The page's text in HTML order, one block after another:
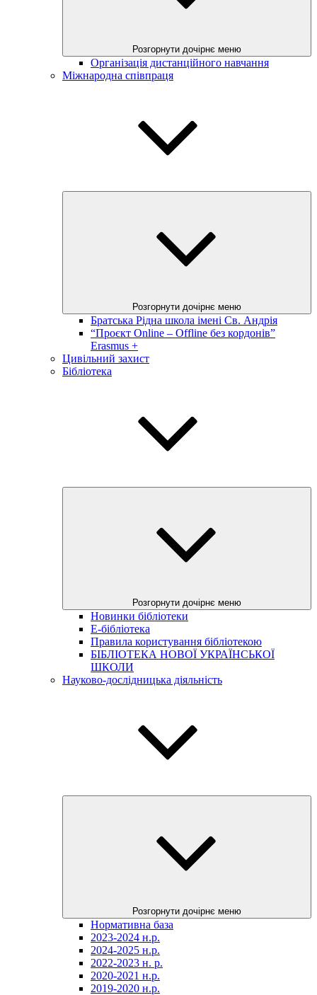
Розгорнути дочірнє меню
Організація дистанційного навчання
Міжнародна співпраця
Розгорнути дочірнє меню
Братська Рідна школа імені Св. Андрія
“Проєкт Online – Offline без кордонів”
Erasmus +
Цивільний захист
Бібліотека
Розгорнути дочірнє меню
Новинки бібліотеки
E-бібліотека
Правила користування бібліотекою
БІБЛІОТЕКА НОВОЇ УКРАЇНСЬКОЇ
ШКОЛИ
Науково-дослідницька діяльність
Розгорнути дочірнє меню
Нормативна база
2023-2024 н.р.
2024-2025 н.р.
2022-2023 н. р.
2020-2021 н.р.
2019-2020 н.р.